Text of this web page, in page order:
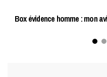
Box évidence homme : mon